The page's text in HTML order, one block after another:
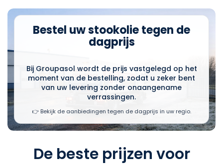
Bestel uw stookolie tegen de
dagprijs
Bij Groupasol wordt de prijs vastgelegd op het
moment van de bestelling, zodat u zeker bent
van uw levering zonder onaangename
verrassingen.
👉 Bekijk de aanbiedingen tegen de dagprijs in uw regio.
De beste prijzen voor